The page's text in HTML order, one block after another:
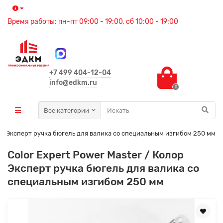
Время работы: пн-пт 09:00 - 19:00, сб 10:00 - 19:00
+7 499 404-12-04
info@edkm.ru
0
Все категории
Эксперт ручка бюгель для валика со специальным изгибом 250 мм
Color Expert Power Master / Колор
Эксперт ручка бюгель для валика со
специальным изгибом 250 мм